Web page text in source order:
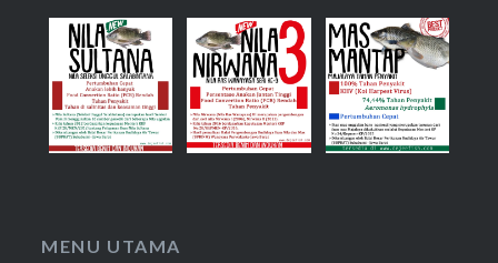
MENU UTAMA